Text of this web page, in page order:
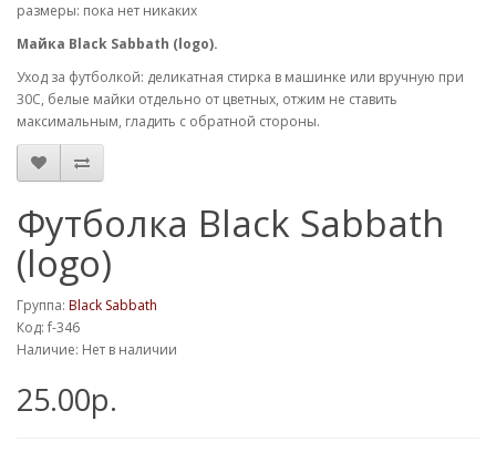
размеры: пока нет никаких
Майка Black Sabbath (logo).
Уход за футболкой: деликатная стирка в машинке или вручную при
30С, белые майки отдельно от цветных, отжим не ставить
максимальным, гладить с обратной стороны.
Футболка Black Sabbath
(logo)
Группа: Black Sabbath
Код: f-346
Наличие: Нет в наличии
25.00р.